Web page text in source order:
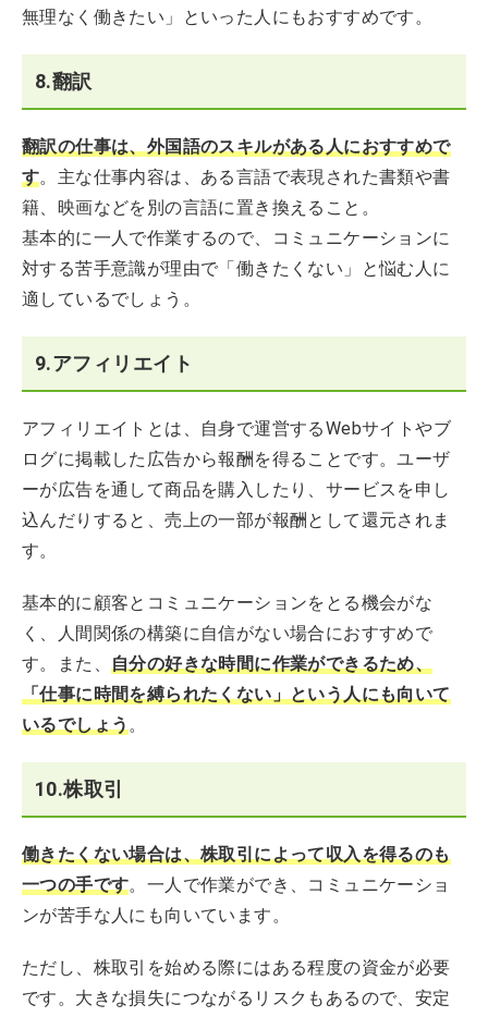
無理なく働きたい」といった人にもおすすめです。
8.翻訳
翻訳の仕事は、外国語のスキルがある人におすすめで
す。主な仕事内容は、ある言語で表現された書類や書
籍、映画などを別の言語に置き換えること。
基本的に一人で作業するので、コミュニケーションに
対する苦手意識が理由で「働きたくない」と悩む人に
適しているでしょう。
9.アフィリエイト
アフィリエイトとは、自身で運営するWebサイトやブ
ログに掲載した広告から報酬を得ることです。ユーザ
ーが広告を通して商品を購入したり、サービスを申し
込んだりすると、売上の一部が報酬として還元されま
す。
基本的に顧客とコミュニケーションをとる機会がな
く、人間関係の構築に自信がない場合におすすめで
す。また、 自分の好きな時間に作業ができるため、
「仕事に時間を縛られたくない」という人にも向いて
いるでしょう。
10.株取引
働きたくない場合は、株取引によって収入を得るのも
一つの手です。一人で作業ができ、コミュニケーショ
ンが苦手な人にも向いています。
ただし、株取引を始める際にはある程度の資金が必要
です。大きな損失につながるリスクもあるので、安定